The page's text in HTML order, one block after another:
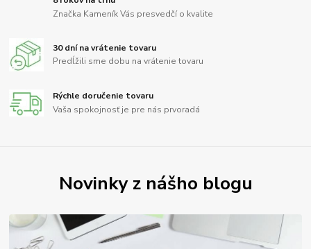
Značka Kameník Vás presvedčí o kvalite
30 dní na vrátenie tovaru
Predĺžili sme dobu na vrátenie tovaru
Rýchle doručenie tovaru
Vaša spokojnosť je pre nás prvoradá
Novinky z nášho blogu